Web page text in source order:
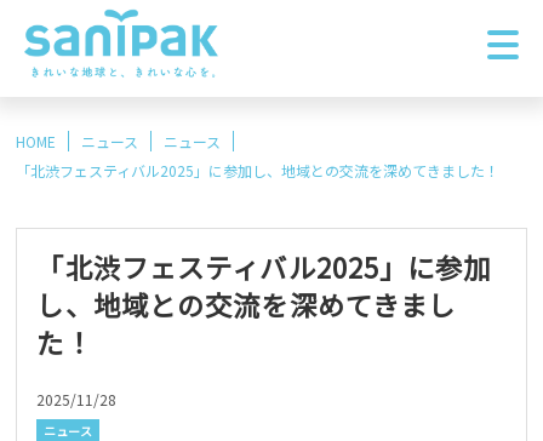
HOME ニュース
ニュース
「北渋フェスティバル2025」に参加し、地域との交流を深めてきました！
「北渋フェスティバル2025」に参加
し、地域との交流を深めてきまし
た！
2025/11/28
ニュース